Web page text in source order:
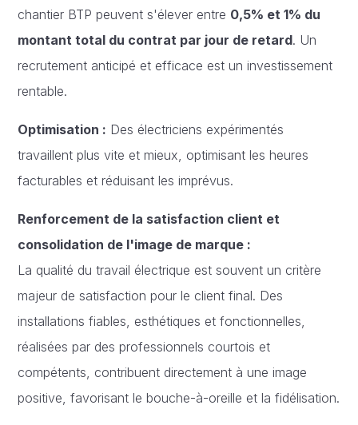
chantier BTP peuvent s'élever entre 0,5% et 1% du
montant total du contrat par jour de retard. Un
recrutement anticipé et efficace est un investissement
rentable.
Optimisation : Des électriciens expérimentés
travaillent plus vite et mieux, optimisant les heures
facturables et réduisant les imprévus.
Renforcement de la satisfaction client et
consolidation de l'image de marque :
La qualité du travail électrique est souvent un critère
majeur de satisfaction pour le client final. Des
installations fiables, esthétiques et fonctionnelles,
réalisées par des professionnels courtois et
compétents, contribuent directement à une image
positive, favorisant le bouche-à-oreille et la fidélisation.